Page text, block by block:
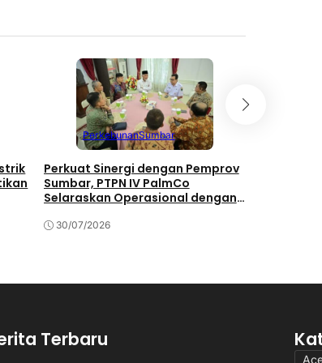
PerkebunanSumbar
Perkuat Sinergi dengan Pemprov
Sumbar, PTPN IV PalmCo
Selaraskan Operasional dengan
30/07/2026
Terbaru